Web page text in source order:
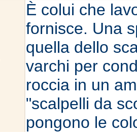
È colui che
fornisce. Una
quella dello
varchi per
roccia in un
"scalpelli da
pongono le